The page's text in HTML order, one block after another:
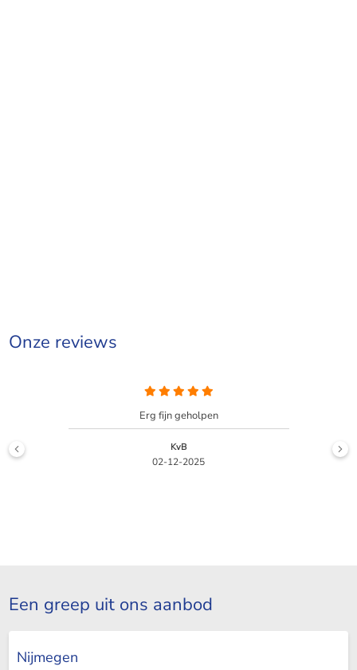
Onze reviews
Huis was snel verhuurt voor een goede prijs
Bovelander
06-04-2022
Een greep uit ons aanbod
Nijmegen